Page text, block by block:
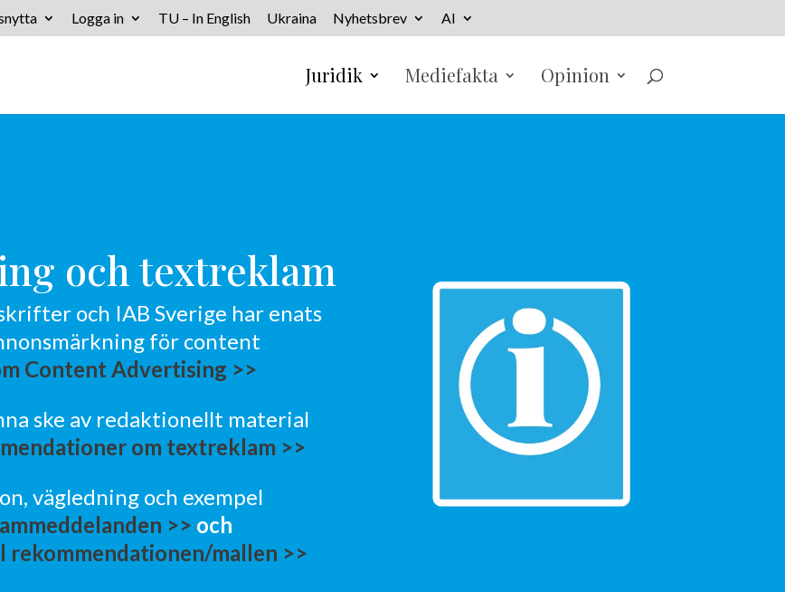
Logga in TU – In English Ukraina Nyhetsbrev AI
Juridik Mediefakta Opinion
och textreklam
och IAB Sverige har enats
för content
Content Advertising >>
ske av redaktionellt material
om textreklam >>
vägledning och exempel
>> och
mallen >>